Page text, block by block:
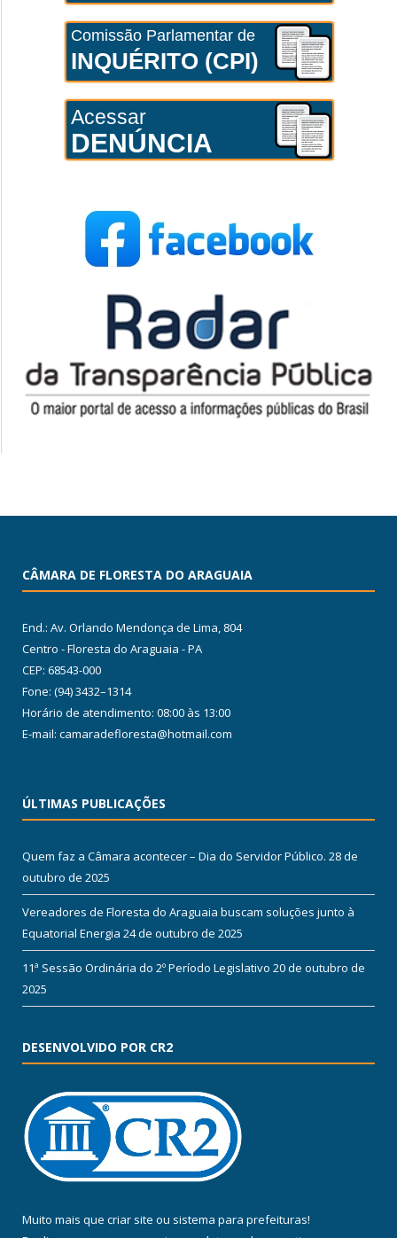
Comissão Parlamentar de
INQUÉRITO (CPI)
Acessar
DENÚNCIA
CÂMARA DE FLORESTA DO ARAGUAIA
End.: Av. Orlando Mendonça de Lima, 804
Centro - Floresta do Araguaia - PA
CEP: 68543-000
Fone: (94) 3432–1314
Horário de atendimento: 08:00 às 13:00
E-mail: camaradefloresta@hotmail.com
ÚLTIMAS PUBLICAÇÕES
Quem faz a Câmara acontecer – Dia do Servidor Público. 28 de
outubro de 2025
Vereadores de Floresta do Araguaia buscam soluções junto à
Equatorial Energia 24 de outubro de 2025
11ª Sessão Ordinária do 2º Período Legislativo 20 de outubro de
2025
DESENVOLVIDO POR CR2
Muito mais que criar site ou sistema para prefeituras!